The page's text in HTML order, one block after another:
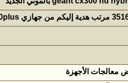
معالجات الأجهزة